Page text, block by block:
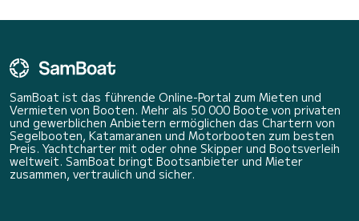
SamBoat ist das führende Online-Portal zum Mieten und
Vermieten von Booten. Mehr als 50 000 Boote von privaten
und gewerblichen Anbietern ermöglichen das Chartern von
Segelbooten, Katamaranen und Motorbooten zum besten
Preis. Yachtcharter mit oder ohne Skipper und Bootsverleih
weltweit. SamBoat bringt Bootsanbieter und Mieter
zusammen, vertraulich und sicher.